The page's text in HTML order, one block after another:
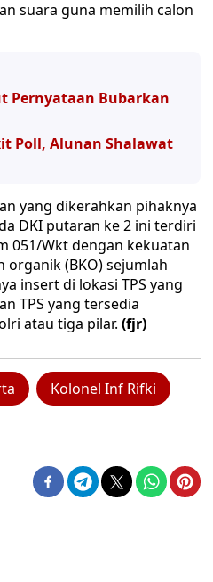
suara guna memilih calon
Pernyataan Bubarkan
Poll, Alunan Shalawat
yang dikerahkan pihaknya
DKI putaran ke 2 ini terdiri
051/Wkt dengan kekuatan
organik (BKO) sejumlah
insert di lokasi TPS yang
TPS yang tersedia
atau tiga pilar. (fjr)
Kolonel Inf Rifki